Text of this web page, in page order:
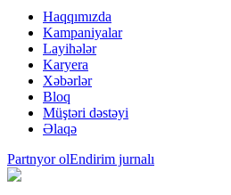
Haqqımızda
Kampaniyalar
Layihələr
Karyera
Xəbərlər
Bloq
Müştəri dəstəyi
Əlaqə
Partnyor olEndirim jurnalı